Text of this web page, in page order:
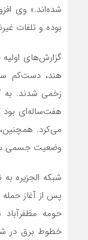
شده‌اند.» وی
بوده و تلفات
گزارش‌های
زخمی شدند. به
هفت‌ساله‌ای
می‌کرد. همچنین،
وضعیت جسمی
شبکه الجزیره
پس از آغاز
حومه
خطوط برق در